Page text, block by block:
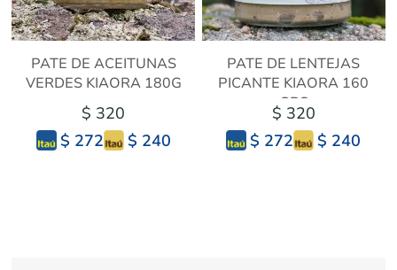
PATE DE ACEITUNAS
VERDES KIAORA 180G
$ 320
$ 272
$ 240
PATE DE LENTEJAS
PICANTE KIAORA 160
GRS
$ 320
$ 272
$ 240